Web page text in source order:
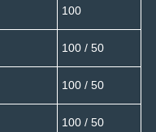
100
100 / 50
100 / 50
100 / 50